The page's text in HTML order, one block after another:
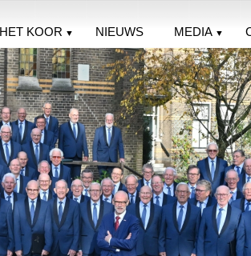
HET KOOR NIEUWS MEDIA